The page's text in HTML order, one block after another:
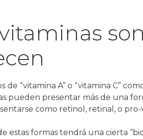
de “vitamina A” o “vitamina C”
pueden presentar más de una
como retinol, retinal, o pro-
estas formas tendrá una cierta